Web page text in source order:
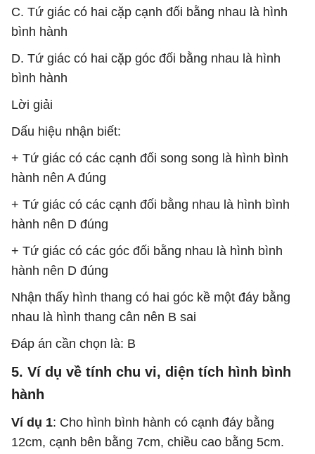
C. Tứ giác có hai cặp cạnh đối bằng nhau là hình
bình hành
D. Tứ giác có hai cặp góc đối bằng nhau là hình
bình hành
Lời giải
Dấu hiệu nhận biết:
+ Tứ giác có các cạnh đối song song là hình bình
hành nên A đúng
+ Tứ giác có các cạnh đối bằng nhau là hình bình
hành nên D đúng
+ Tứ giác có các góc đối bằng nhau là hình bình
hành nên D đúng
Nhận thấy hình thang có hai góc kề một đáy bằng
nhau là hình thang cân nên B sai
Đáp án cần chọn là: B
5. Ví dụ về tính chu vi, diện tích hình bình
hành
Ví dụ 1: Cho hình bình hành có cạnh đáy bằng
12cm, cạnh bên bằng 7cm, chiều cao bằng 5cm.